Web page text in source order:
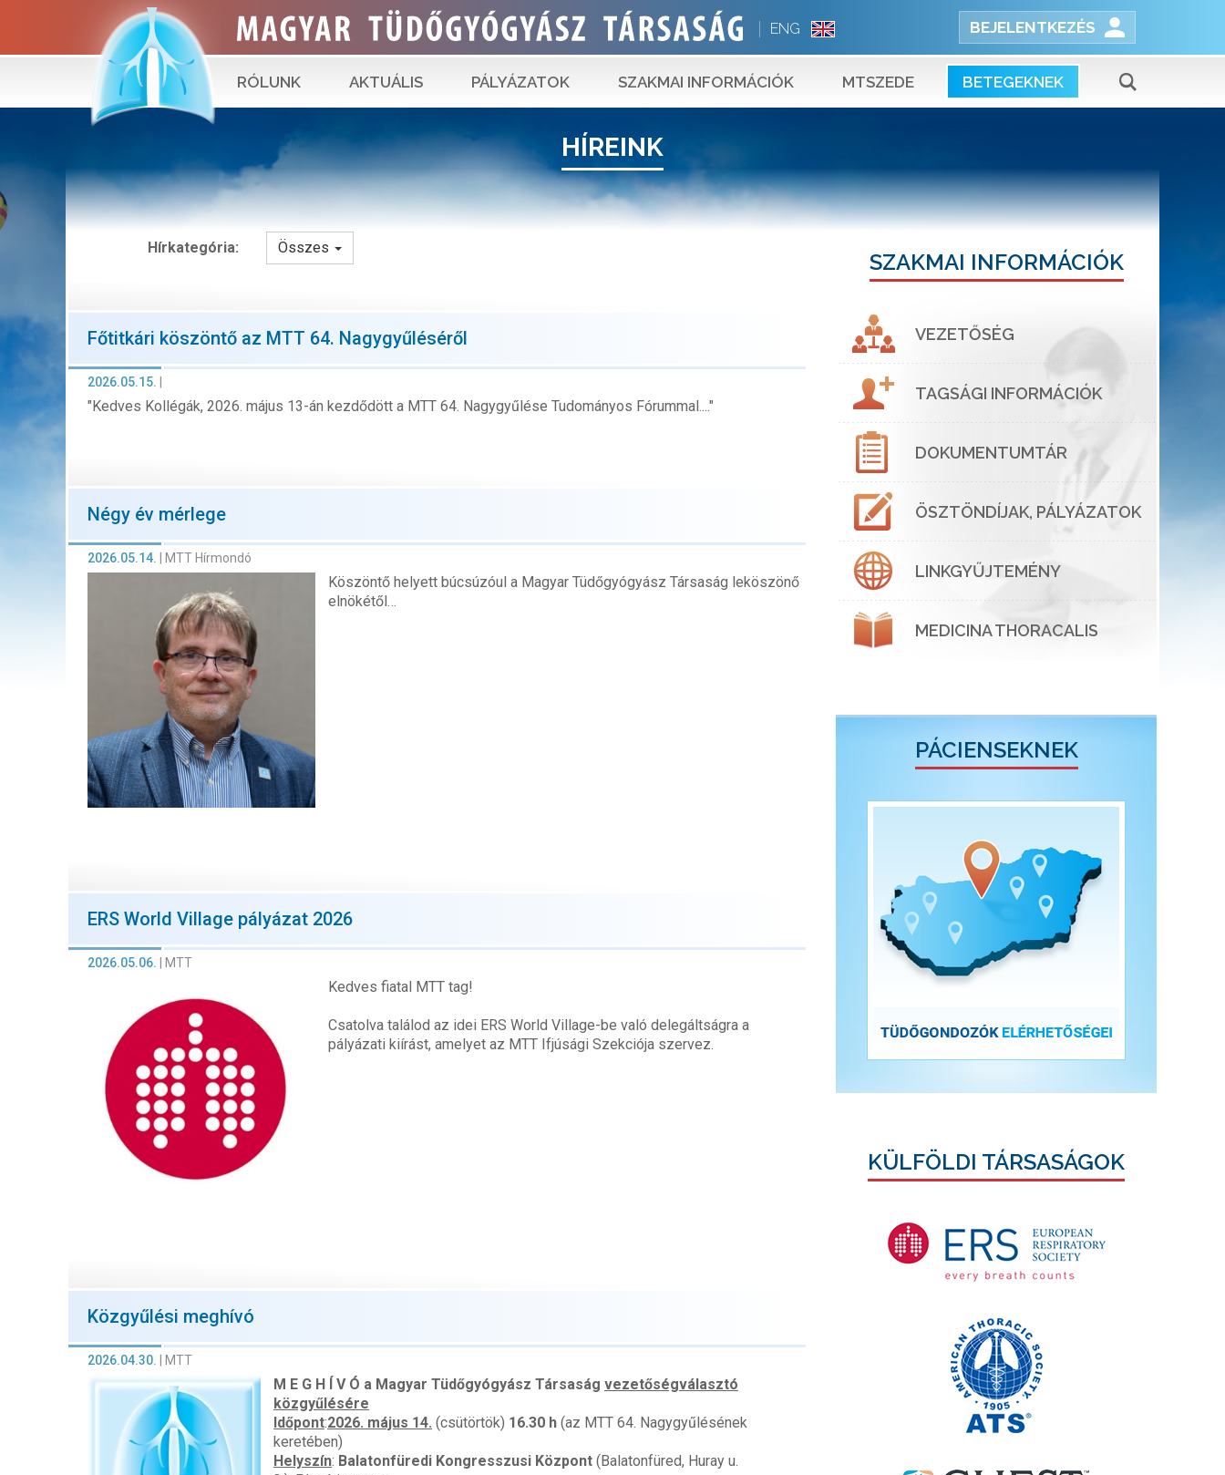
ENG BEJELENTKEZÉS
RÓLUNK AKTUÁLIS PÁLYÁZATOK SZAKMAI INFORMÁCIÓK MTSZEDE BETEGEKNEK
HÍREINK
Hírkategória: Összes
Főtitkári köszöntő az MTT 64. Nagygyűléséről
2026.05.15.
"Kedves Kollégák, 2026. május 13-án kezdődött a MTT 64. Nagygyűlése Tudományos Fórummal...."
Négy év mérlege
2026.05.14. MTT Hírmondó
Köszöntő helyett búcsúzóul a Magyar Tüdőgyógyász Társaság leköszönő
elnökétől…
ERS World Village pályázat 2026
2026.05.06. | MTT
Kedves fiatal MTT tag!
Csatolva találod az idei ERS World Village-be való delegáltságra a
pályázati kiírást, amelyet az MTT Ifjúsági Szekciója szervez.
Közgyűlési meghívó
2026.04.30. | MTT
M E G H Í V Ó a Magyar Tüdőgyógyász Társaság vezetőségválasztó
közgyűlésére
Időpont:2026. május 14. (csütörtök) 16.30 h (az MTT 64. Nagygyűlésének
keretében)
Helyszín: Balatonfüredi Kongresszusi Központ (Balatonfüred, Huray u.
SZAKMAI INFORMÁCIÓK
VEZETŐSÉG
TAGSÁGI INFORMÁCIÓK
DOKUMENTUMTÁR
ÖSZTÖNDÍJAK, PÁLYÁZATOK
LINKGYŰJTEMÉNY
MEDICINA THORACALIS
PÁCIENSEKNEK
KÜLFÖLDI TÁRSASÁGOK